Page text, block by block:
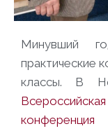
Минувший
практические
классы. В